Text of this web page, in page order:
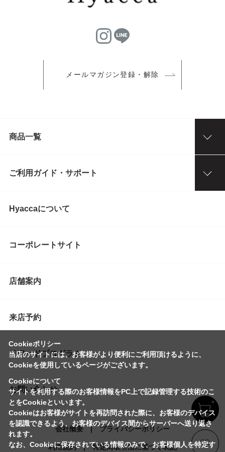
メールマガジン登録・解除
商品一覧
ご利用ガイド・サポート
Hyaccaについて
コーポレートサイト
店舗案内
来店予約
リワードプログラム
お問い合わせ
会社概要 プライバシーポリシー
利用規約 特定商取引法に基づく表記
Cookieポリシー
当店のサイトには、お客様がより便利にご利用頂けるように、
Cookieを使用しているページがございます。
Cookieについて
サイトを利用する際のお客様情報をPC上で記録管理する技術のこ
とをCookieといいます。
Cookieはお客様がサイトを再訪問された際に、お客様のデバイス
を認識できるよう、お客様のデバイス間からサーバーへ送り返さ
れます。
なお、Cookieに保存されている情報のみで、お客様個人を特定す